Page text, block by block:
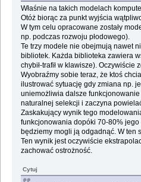
Właśnie na takich modelach
Otóż biorąc za punkt wyjścia
W tym celu opracowane zostały
np. podczas rozwoju płodowego).
Te trzy modele nie obejmują nawet
bibliotek. Każda biblioteka zawiera
chybił-trafił w klawisze).
Wyobraźmy sobie teraz, że ktoś
ilustrować sytuację gdy zmiana np.
uniemożliwia dalsze
naturalnej selekcji i zaczyna
Zaskakujący wynik tego
funkcjonowania dopóki 70-80% jego
będziemy mogli ją odgadnąć. W ten
Ten wynik jest oczywiście
zachować ostrożność.
Cytuj